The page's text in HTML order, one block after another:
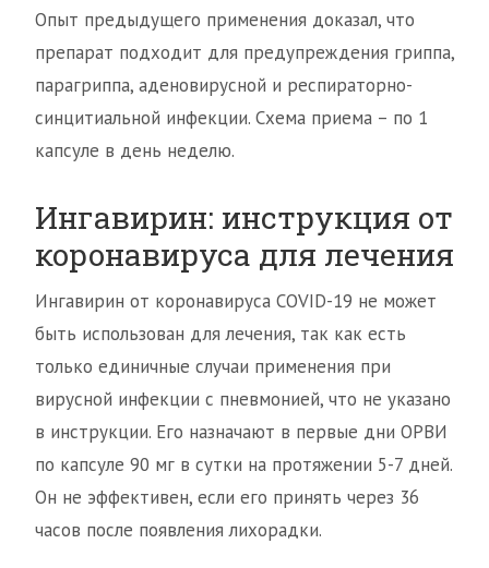
Опыт предыдущего применения доказал, что
препарат подходит для предупреждения гриппа,
парагриппа, аденовирусной и респираторно-
синцитиальной инфекции. Схема приема – по 1
капсуле в день неделю.
Ингавирин: инструкция от
коронавируса для лечения
Ингавирин от коронавируса COVID-19 не может
быть использован для лечения, так как есть
только единичные случаи применения при
вирусной инфекции с пневмонией, что не указано
в инструкции. Его назначают в первые дни ОРВИ
по капсуле 90 мг в сутки на протяжении 5-7 дней.
Он не эффективен, если его принять через 36
часов после появления лихорадки.